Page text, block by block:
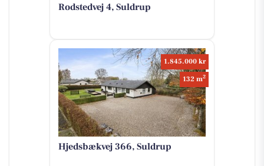
Rodstedvej 4, Suldrup
1.845.000 kr
132 m2
Hjedsbækvej 366, Suldrup